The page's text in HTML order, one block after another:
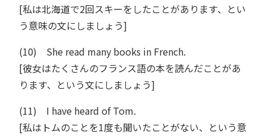
[私は北海道で2回スキーをしたことがあります、とい
う意味の文にしましょう]
(10) She read many books in French.
[彼女はたくさんのフランス語の本を読んだことがあ
ります、という文にしましょう]
(11) I have heard of Tom.
[私はトムのことを1度も聞いたことがない、という意